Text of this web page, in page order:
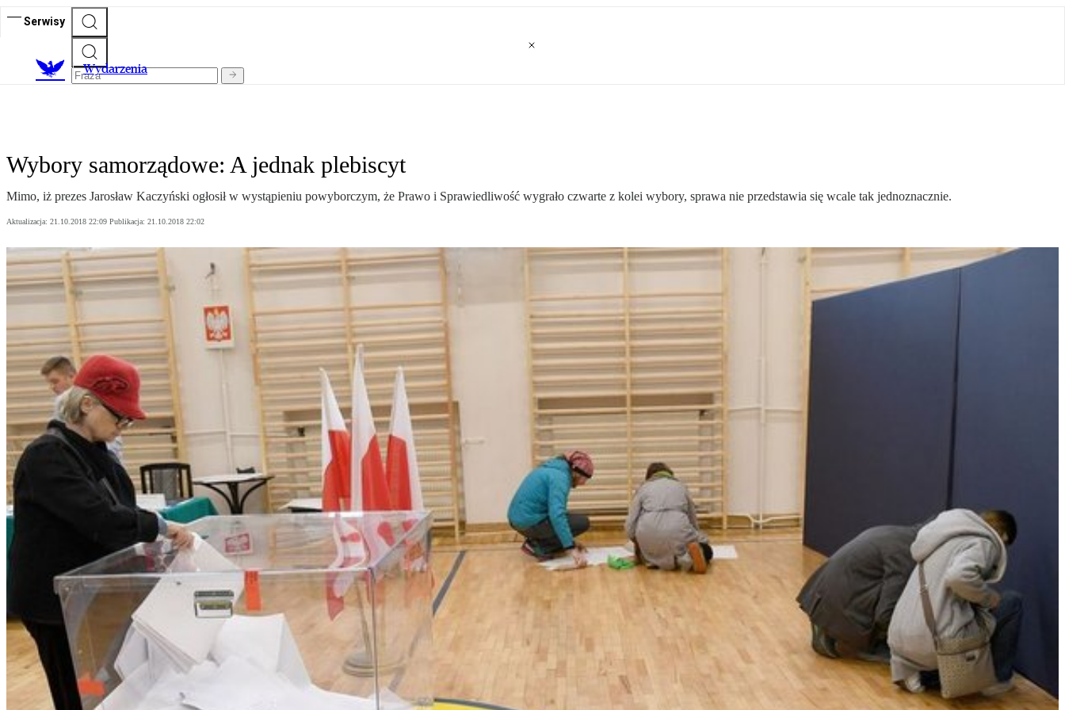
Serwisy
Wydarzenia
Wybory samorządowe: A jednak plebiscyt
Mimo, iż prezes Jarosław Kaczyński ogłosił w wystąpieniu powyborczym, że Prawo i Sprawiedliwość wygrało czwarte z kolei wybory, sprawa nie przedstawia się wcale tak jednoznacznie.
Aktualizacja: 21.10.2018 22:09 Publikacja: 21.10.2018 22:02